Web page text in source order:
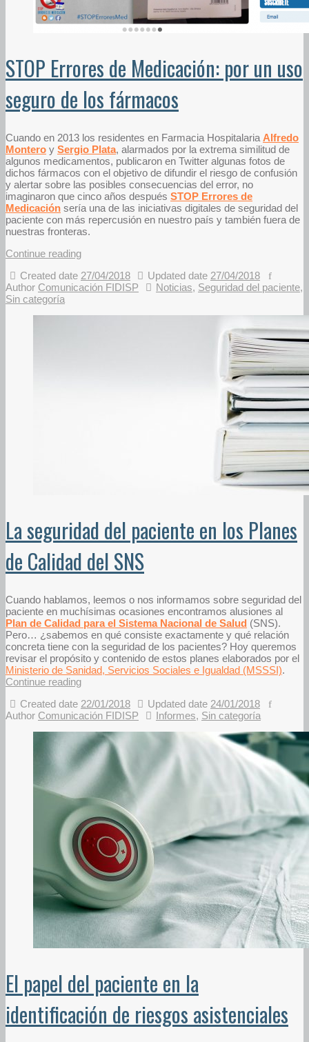
STOP Errores de Medicación: por un uso
seguro de los fármacos
Cuando en 2013 los residentes en Farmacia Hospitalaria Alfredo
Montero y Sergio Plata, alarmados por la extrema similitud de
algunos medicamentos, publicaron en Twitter algunas fotos de
dichos fármacos con el objetivo de difundir el riesgo de confusión
y alertar sobre las posibles consecuencias del error, no
imaginaron que cinco años después STOP Errores de
Medicación sería una de las iniciativas digitales de seguridad del
paciente con más repercusión en nuestro país y también fuera de
nuestras fronteras.
Continue reading
Created date 27/04/2018 Updated date 27/04/2018
Author Comunicación FIDISP Noticias, Seguridad del paciente,
Sin categoría
La seguridad del paciente en los Planes
de Calidad del SNS
Cuando hablamos, leemos o nos informamos sobre seguridad del
paciente en muchísimas ocasiones encontramos alusiones al
Plan de Calidad para el Sistema Nacional de Salud (SNS).
Pero… ¿sabemos en qué consiste exactamente y qué relación
concreta tiene con la seguridad de los pacientes? Hoy queremos
revisar el propósito y contenido de estos planes elaborados por el
Ministerio de Sanidad, Servicios Sociales e Igualdad (MSSSI).
Continue reading
Created date 22/01/2018 Updated date 24/01/2018
Author Comunicación FIDISP Informes, Sin categoría
El papel del paciente en la
identificación de riesgos asistenciales